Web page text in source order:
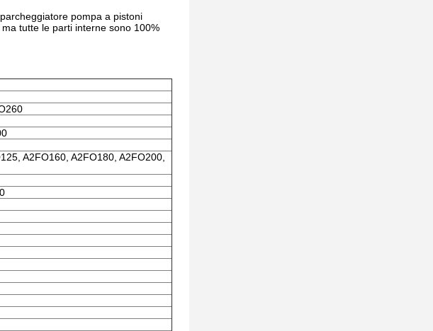
pompa a pistoni
tutte le parti interne sono 100%
A2FO160, A2FO180, A2FO200,